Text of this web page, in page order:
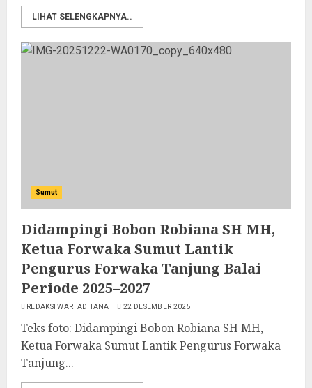
LIHAT SELENGKAPNYA..
Sumut
Didampingi Bobon Robiana SH MH,
Ketua Forwaka Sumut Lantik
Pengurus Forwaka Tanjung Balai
Periode 2025–2027
REDAKSI WARTADHANA 22 DESEMBER 2025
Teks foto: Didampingi Bobon Robiana SH MH,
Ketua Forwaka Sumut Lantik Pengurus Forwaka
Tanjung...